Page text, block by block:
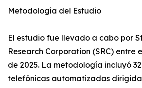
Metodología del Estudio
El estudio fue llevado a cabo por
Research Corporation (SRC) entre
de 2025. La metodología incluyó
telefónicas automatizadas